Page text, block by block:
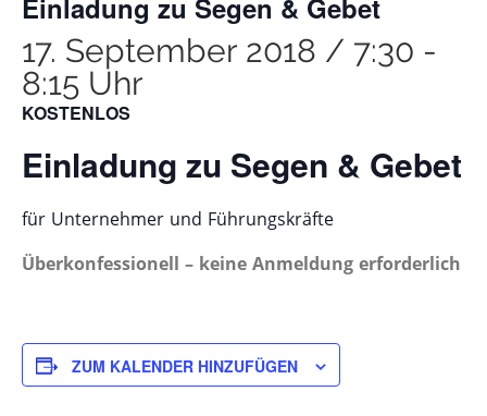
Einladung zu Segen & Gebet
17. September 2018 / 7:30 -
8:15 Uhr
KOSTENLOS
Einladung zu Segen & Gebet
für Unternehmer und Führungskräfte
Überkonfessionell – keine Anmeldung erforderlich
ZUM KALENDER HINZUFÜGEN